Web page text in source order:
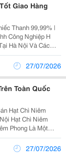
Giao Hàng
Công Nghiệp H
Hà Nội Và Các
Đạt Chất Lượng
Thiếc Thanh 99,99%:...
27/07/2026
Toàn Quốc
Phong Là Một
Tnhh Công Nghiệp
Chất . Công Ty...
27/07/2026